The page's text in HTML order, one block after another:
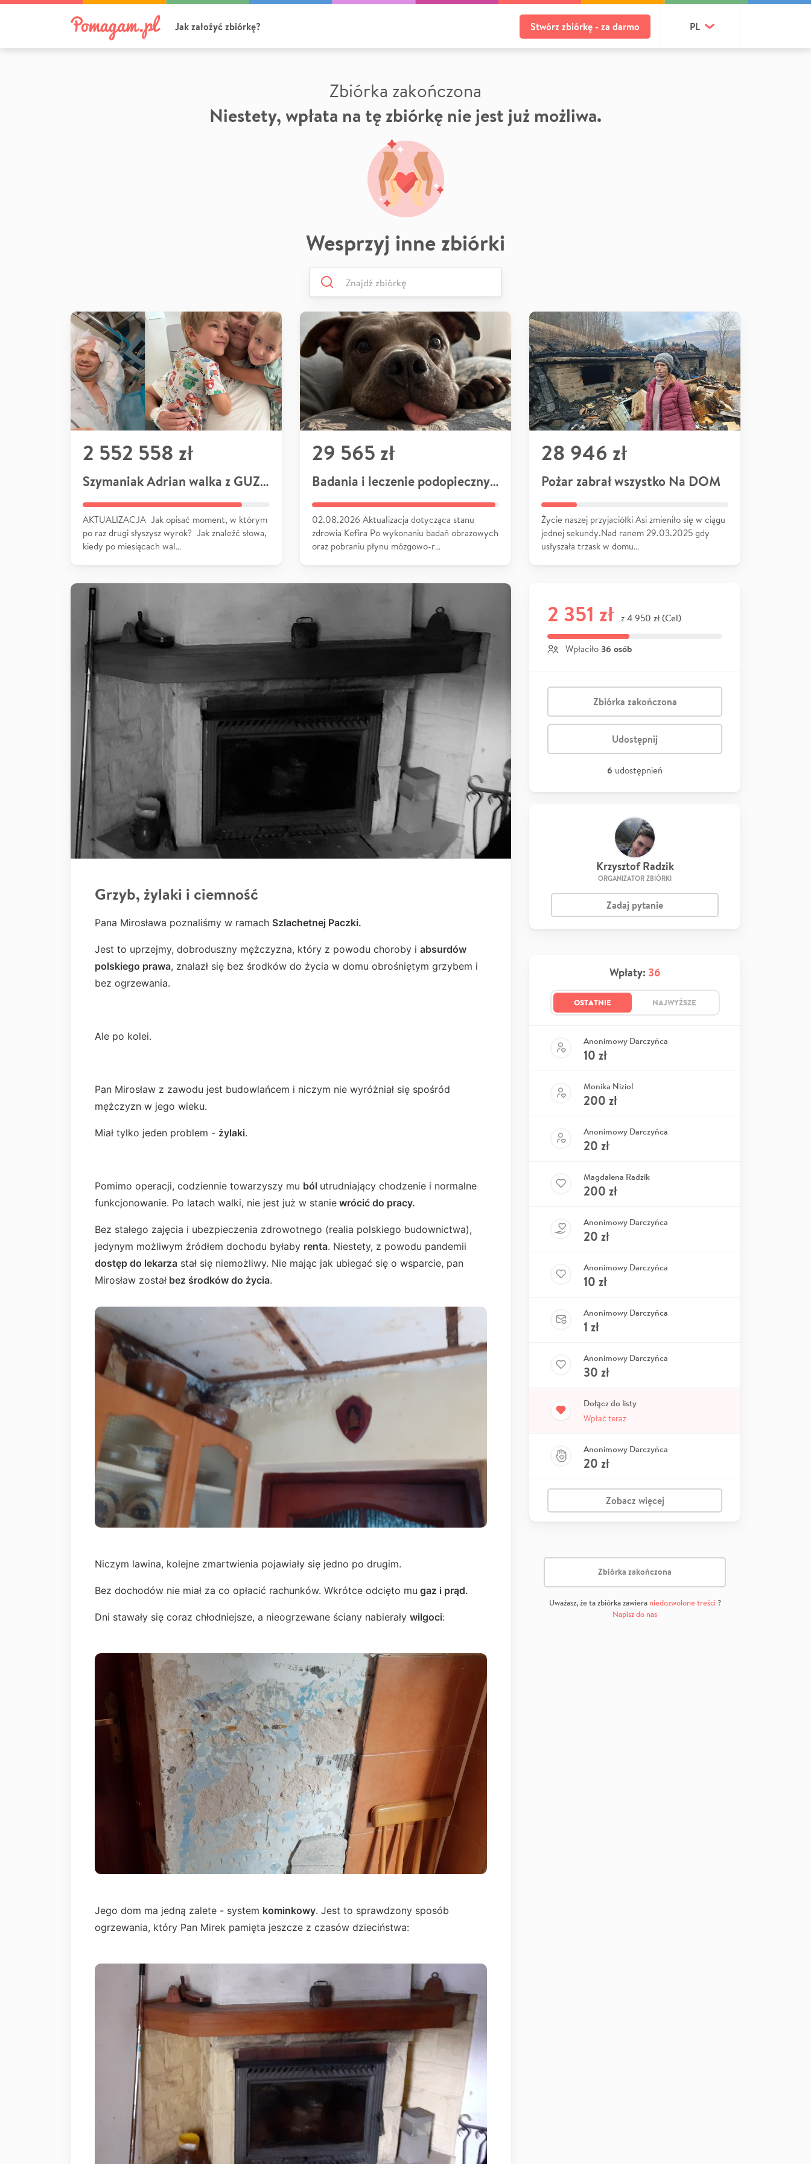
Jak założyć zbiórkę? Stwórz zbiórkę - za darmo PL
Zbiórka zakończona
Niestety, wpłata na tę zbiórkę nie jest już możliwa.
Wesprzyj inne zbiórki
2 552 558 zł
Szymaniak Adrian walka z GUZEM
AKTUALIZACJA Jak opisać moment, w którym
po raz drugi słyszysz wyrok? Jak znaleźć słowa,
kiedy po miesiącach wal…
29 565 zł
Badania i leczenie podopiecznych
02.08.2026 Aktualizacja dotycząca stanu
zdrowia Kefira Po wykonaniu badań obrazowych
oraz pobraniu płynu mózgowo-r…
28 946 zł
Pożar zabrał wszystko Na DOM
Życie naszej przyjaciółki Asi zmieniło się w ciągu
jednej sekundy.Nad ranem 29.03.2025 gdy
usłyszała trzask w domu…
Grzyb, żylaki i ciemność
Pana Mirosława poznaliśmy w ramach Szlachetnej Paczki.
Jest to uprzejmy, dobroduszny mężczyzna, który z powodu choroby i absurdów
polskiego prawa, znalazł się bez środków do życia w domu obrośniętym grzybem i
bez ogrzewania.
Ale po kolei.
Pan Mirosław z zawodu jest budowlańcem i niczym nie wyróżniał się spośród
mężczyzn w jego wieku.
Miał tylko jeden problem - żylaki.
Pomimo operacji, codziennie towarzyszy mu ból utrudniający chodzenie i normalne
funkcjonowanie. Po latach walki, nie jest już w stanie wrócić do pracy.
Bez stałego zajęcia i ubezpieczenia zdrowotnego (realia polskiego budownictwa),
jedynym możliwym źródłem dochodu byłaby renta. Niestety, z powodu pandemii
dostęp do lekarza stał się niemożliwy. Nie mając jak ubiegać się o wsparcie, pan
Mirosław został bez środków do życia.
Niczym lawina, kolejne zmartwienia pojawiały się jedno po drugim.
Bez dochodów nie miał za co opłacić rachunków. Wkrótce odcięto mu gaz i prąd.
Dni stawały się coraz chłodniejsze, a nieogrzewane ściany nabierały wilgoci:
Jego dom ma jedną zalete - system kominkowy. Jest to sprawdzony sposób
ogrzewania, który Pan Mirek pamięta jeszcze z czasów dzieciństwa:
2 351 zł z 4 950 zł (Cel)
Wpłaciło 36 osób
Zbiórka zakończona
Udostępnij
6 udostępnień
Krzysztof Radzik
ORGANIZATOR ZBIÓRKI
Zadaj pytanie
Wpłaty: 36
OSTATNIE NAJWYŻSZE
Anonimowy Darczyńca
10 zł
Monika Niziol
200 zł
Anonimowy Darczyńca
20 zł
Magdalena Radzik
200 zł
Anonimowy Darczyńca
20 zł
Anonimowy Darczyńca
10 zł
Anonimowy Darczyńca
1 zł
Anonimowy Darczyńca
30 zł
Dołącz do listy
Wpłać teraz
Anonimowy Darczyńca
20 zł
Zobacz więcej
Zbiórka zakończona
Uważasz, że ta zbiórka zawiera niedozwolone treści?
Napisz do nas